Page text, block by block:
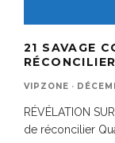
21 SAVAGE
VIPZONE ·
RÉVÉLATION
de réconcilier